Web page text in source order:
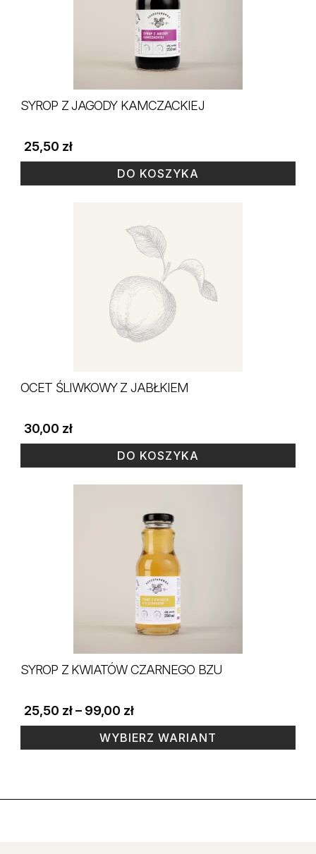
SYROP Z JAGODY KAMCZACKIEJ
25,50 zł
DO KOSZYKA
OCET ŚLIWKOWY Z JABŁKIEM
30,00 zł
DO KOSZYKA
SYROP Z KWIATÓW CZARNEGO BZU
25,50 zł– 99,00 złZakres
cen:
od
25,50 zł
WYBIERZ WARIANT
ma